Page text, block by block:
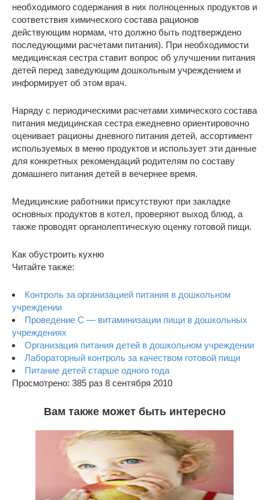
необходимого содержания в них полноценных продуктов и
соответствия химического состава рационов
действующим нормам, что должно быть подтверждено
последующими расчетами питания). При необходимости
медицинская сестра ставит вопрос об улучшении питания
детей перед заведующим дошкольным учреждением и
информирует об этом врач.
Наряду с периодическими расчетами химического состава
питания медицинская сестра ежедневно ориентировочно
оценивает рационы дневного питания детей, ассортимент
используемых в меню продуктов и использует эти данные
для конкретных рекомендаций родителям по составу
домашнего питания детей в вечернее время.
Медицинские работники присутствуют при закладке
основных продуктов в котел, проверяют выход блюд, а
также проводят органолептическую оценку готовой пищи.
Как обустроить кухню
Читайте также:
Контроль за организацией питания в дошкольном
учреждении
Проведение С — витаминизации пищи в дошкольных
учреждениях
Организация питания детей в дошкольном учреждении
Лабораторный контроль за качеством готовой пищи
Питание детей старше одного года
Просмотрено: 385 раз 8 сентября 2010
Вам также может быть интересно